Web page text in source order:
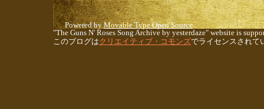
Powered byMovable Type Open Source
"The Guns N' Roses Song Archive by yesterdaze" website is
このブログはクリエイティブ・コモンズでライセンスされて